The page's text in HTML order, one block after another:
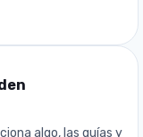
algo, las guías y